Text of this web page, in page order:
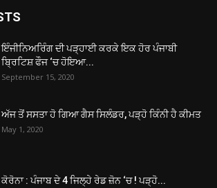
ਇੰਜੀਨਿਅਰਿੰਗ ਦੀ ਪੜ੍ਹਾਈ ਕਰਕੇ ਇਕ ਹੋਰ ਪੰਜਾਬੀ
ਬ੍ਰਿਟਿਸ਼ ਫੌਜ ‘ਚ ਹੋਇਆ...
September 15, 2020
ਅੱਜ ਤੋਂ ਸਸਤਾ ਹੋ ਗਿਆ ਗੈਸ ਸਿਲੰਡਰ, ਪੜ੍ਹੋ ਕਿੰਨੀ ਹੈ ਕੀਮਤ
May 1, 2020
ਕੋਰੋਨਾ : ਪੰਜਾਬ ਦੇ 4 ਜਿਲ੍ਹੇ ਰੇਡ ਜ਼ੋਨ ‘ਚ ! ਪੜ੍ਹੋ...